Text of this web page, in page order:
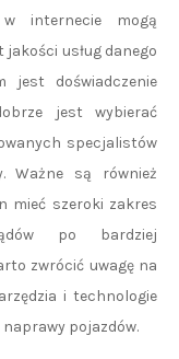
internecie mogą
usług danego
jest doświadczenie
jest wybierać
specjalistów
Ważne są również
mieć szeroki zakres
po bardziej
zwrócić uwagę na
i technologie
pojazdów.